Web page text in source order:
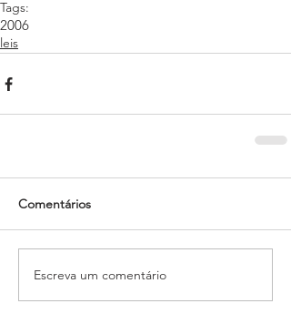
Tags:
2006
leis
Comentários
Escreva um comentário